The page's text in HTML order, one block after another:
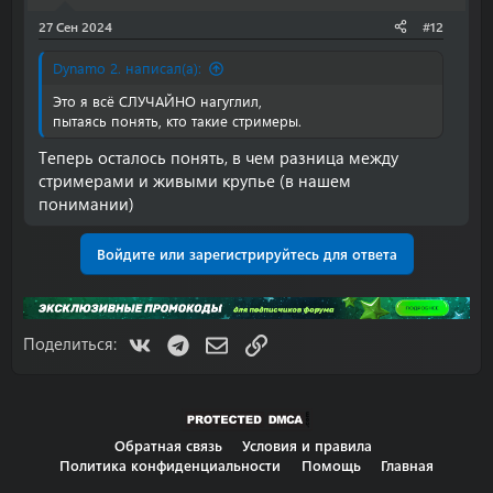
27 Сен 2024 #12
Dynamo 2. написал(а):
Это я всё СЛУЧАЙНО нагуглил,
пытаясь понять, кто такие стримеры.
Теперь осталось понять, в чем разница между
стримерами и живыми крупье (в нашем
понимании)
Войдите или зарегистрируйтесь для ответа
Поделиться: VK TelegramЭлектронная почта
Ссылка
Обратная связь
Условия и правила
Политика конфиденциальности
Помощь Главная